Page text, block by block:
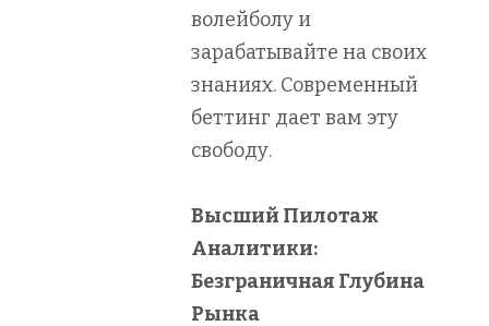
волейболу и
зарабатывайте на своих
знаниях. Современный
беттинг дает вам эту
свободу.
Высший Пилотаж
Аналитики:
Безграничная Глубина
Рынка